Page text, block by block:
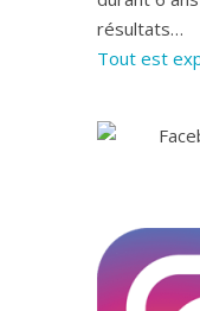
résultats…
Tout est